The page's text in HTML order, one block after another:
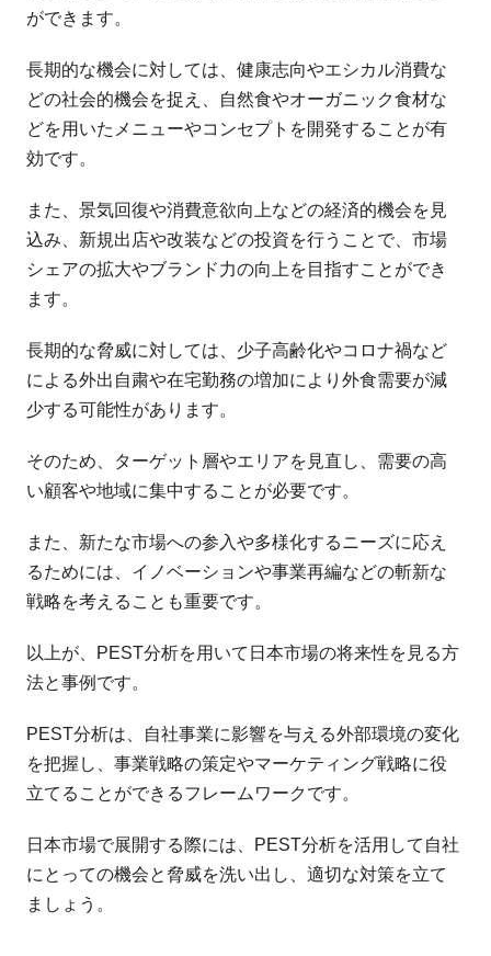
ができます。
長期的な機会に対しては、健康志向やエシカル消費な
どの社会的機会を捉え、自然食やオーガニック食材な
どを用いたメニューやコンセプトを開発することが有
効です。
また、景気回復や消費意欲向上などの経済的機会を見
込み、新規出店や改装などの投資を行うことで、市場
シェアの拡大やブランド力の向上を目指すことができ
ます。
長期的な脅威に対しては、少子高齢化やコロナ禍など
による外出自粛や在宅勤務の増加により外食需要が減
少する可能性があります。
そのため、ターゲット層やエリアを見直し、需要の高
い顧客や地域に集中することが必要です。
また、新たな市場への参入や多様化するニーズに応え
るためには、イノベーションや事業再編などの斬新な
戦略を考えることも重要です。
以上が、PEST分析を用いて日本市場の将来性を見る方
法と事例です。
PEST分析は、自社事業に影響を与える外部環境の変化
を把握し、事業戦略の策定やマーケティング戦略に役
立てることができるフレームワークです。
日本市場で展開する際には、PEST分析を活用して自社
にとっての機会と脅威を洗い出し、適切な対策を立て
ましょう。